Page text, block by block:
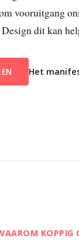
vooruitgang
dit kan
Het
KOPPIG